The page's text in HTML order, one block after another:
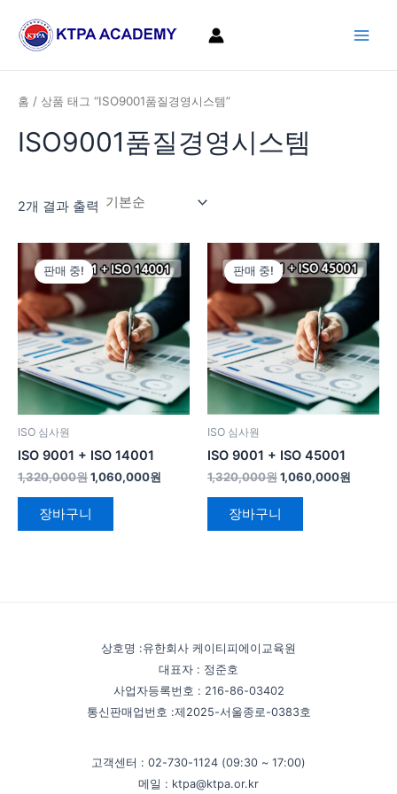
홈 / 상품 태그 “ISO9001품질경영시스템”
ISO9001품질경영시스템
2개 결과 출력
판매 중!
ISO 심사원
ISO 9001 + ISO 14001
1,320,000원
원
래
가
1,320,000
원.
1,060,000원
재
가
격:
1,060,000
장바구니
판매 중!
ISO 심사원
ISO 9001 + ISO 45001
1,320,000원
원
래
가
1,320,000
원.
1,060,000원
재
가
격:
장바구니
상호명 :유한회사 케이티피에이교육원
대표자 : 정준호
사업자등록번호 : 216-86-03402
통신판매업번호 :제2025-서울종로-0383호
고객센터 : 02-730-1124 (09:30 ~ 17:00)
메일 : ktpa@ktpa.or.kr